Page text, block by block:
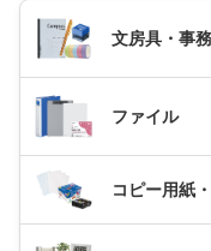
文房具・事
ファイル
コピー用紙